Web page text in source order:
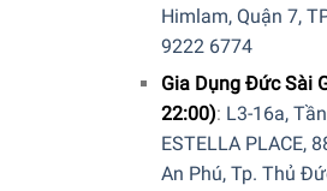
gỗ dẻ gai sơn màu chocolate , mang
Himlam, Quận 7,
9222 6774
Gia Dụng Đức Sài
22:00): L3-16a,
ESTELLA PLACE,
An Phú, Tp. Thủ